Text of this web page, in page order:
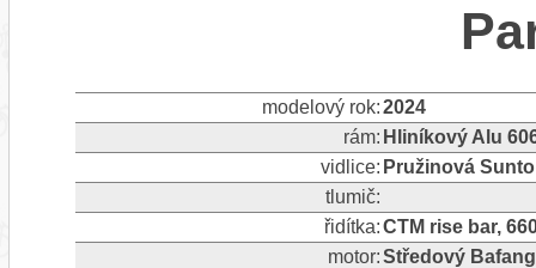
modelový rok:2024
rám: Hliníkový Alu
vidlice: Pružinová
tlumič:
řidítka:CTM rise bar,
motor:Středový